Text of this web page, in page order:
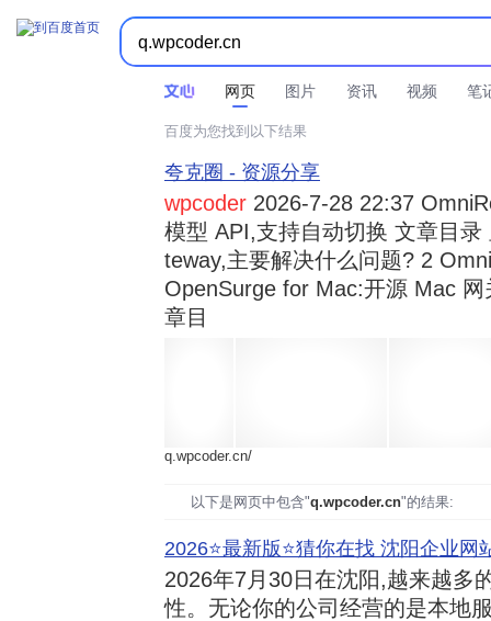
网页 图片 资讯 视频 笔
时间不限  所有网页和文件  站点内检索 
百度为您找到以下结果
夸克圈 - 资源分享
wpcoder 2026-7-28 22:37
模型 API,支持自动切换 文章目
teway,主要解决什么问题? 2
OpenSurge for Mac:开源 Mac
章目
q.wpcoder.cn/
以下是网页中包含"q.wpcoder.cn"的结果:
2026⭐️最新版⭐️猜你在找 沈阳企业网
2026年7月30日在沈阳,越来越多
性。无论你的公司经营的是本地